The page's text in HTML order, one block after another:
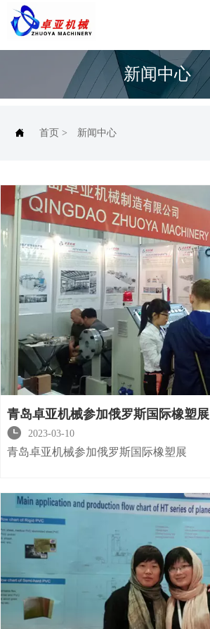
新闻中心
 首页 > 新闻中心
青岛卓亚机械参加俄罗斯国际橡塑展

2023-03-10
青岛卓亚机械参加俄罗斯国际橡塑展